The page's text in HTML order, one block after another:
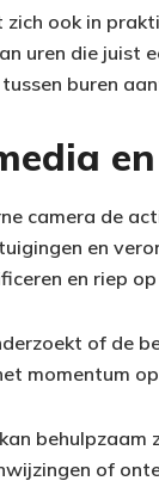
ook in
uren die juist
buren
camera de
en
en riep
of de
momentum
of